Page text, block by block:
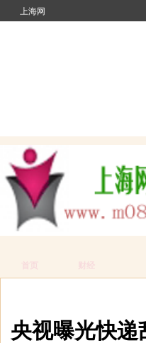
上海网
首页 财经
央视曝光快